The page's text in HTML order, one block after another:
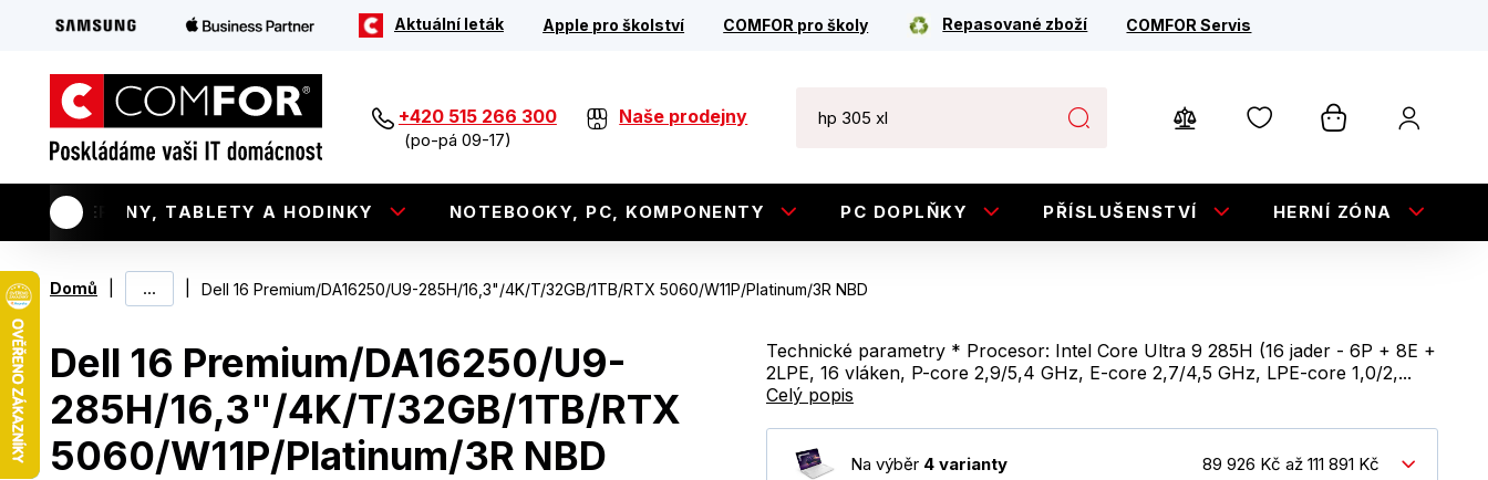
Aktuální leták Apple pro školství COMFOR pro školy Repasované zboží COMFOR Servis
+420 515 266 300
(po-pá 09-17)
Naše prodejny
TELEFONY, TABLETY A HODINKY NOTEBOOKY, PC, KOMPONENTY PC DOPLŇKY PŘÍSLUŠENSTVÍ HERNÍ ZÓNA
Domů ... Dell 16 Premium/DA16250/U9-285H/16,3"/4K/T/32GB/1TB/RTX 5060/W11P/Platinum/3R NBD
Dell 16 Premium/DA16250/U9-
285H/16,3"/4K/T/32GB/1TB/RTX
5060/W11P/Platinum/3R NBD
Technické parametry * Procesor: Intel Core Ultra 9 285H (16 jader - 6P + 8E +
2LPE, 16 vláken, P-core 2,9/5,4 GHz, E-core 2,7/4,5 GHz, LPE-core 1,0/2,...
Celý popis
Na výběr 4 varianty 89 926 Kč až 111 891 Kč